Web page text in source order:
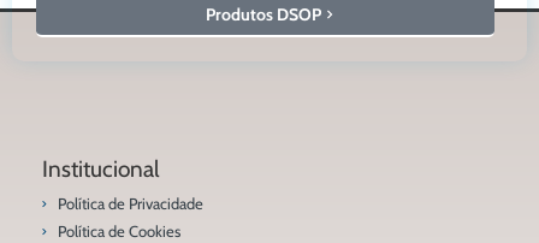
Produtos DSOP
Institucional
Política de Privacidade
Política de Cookies